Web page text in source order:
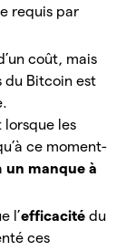
requis par
coût, mais
du Bitcoin est
lorsque les
ce moment-
un manque à
l’efficacité du
ces